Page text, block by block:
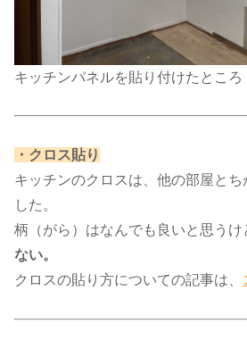
キッチンパネルを貼り付けたところ
​・クロス貼り​
キッチンのクロスは、他の部屋と
した。
柄（がら）はなんでも良いと思うけ
ない。
クロスの貼り方についての記事は、​